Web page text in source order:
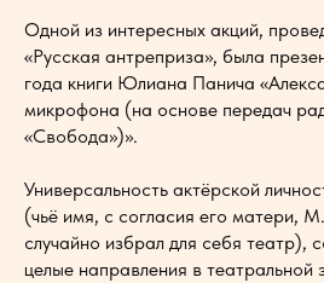
Одной из интересных акций,
«Русская антреприза», была
года книги Юлиана Панича
микрофона (на основе передач
«Свобода»)».
Универсальность актёрской
(чьё имя, с согласия его матери,
случайно избрал для себя театр),
целые направления в театральной